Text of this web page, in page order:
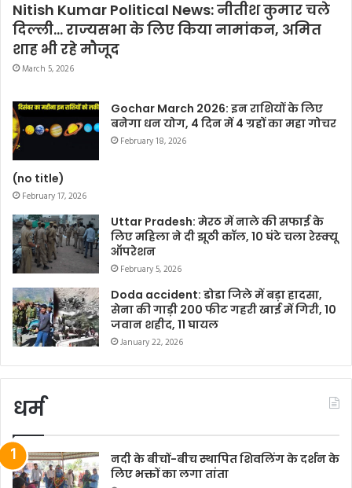
Nitish Kumar Political News: नीतीश कुमार चले
दिल्ली… राज्यसभा के लिए किया नामांकन, अमित
शाह भी रहे मौजूद
March 5, 2026
Gochar March 2026: इन राशियों के लिए
बनेगा धन योग, 4 दिन में 4 ग्रहों का महा गोचर
February 18, 2026
(no title)
February 17, 2026
Uttar Pradesh: मेरठ में नाले की सफाई के
लिए महिला ने दी झूठी कॉल, 10 घंटे चला रेस्क्यू
ऑपरेशन
February 5, 2026
Doda accident: डोडा जिले में बड़ा हादसा,
सेना की गाड़ी 200 फीट गहरी खाई में गिरी, 10
जवान शहीद, 11 घायल
January 22, 2026
धर्म
नदी के बीचों-बीच स्थापित शिवलिंग के दर्शन के
लिए भक्तों का लगा तांता